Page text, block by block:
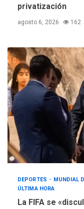
privatización
agosto 6, 2026 162
DEPORTES MUNDIAL
ÚLTIMA HORA
La FIFA se